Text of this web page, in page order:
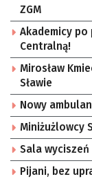
ZGM
Akademicy po
Centralną!
Mirosław
Sławie
Nowy
Miniżużlowcy
Sala wyciszeń
Pijani, bez